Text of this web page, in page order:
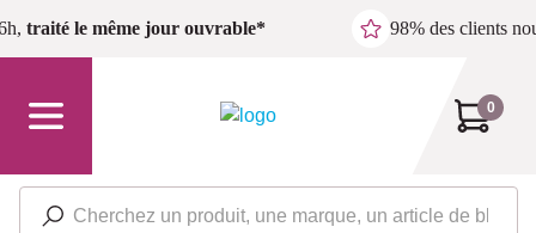
Passer au contenu principal
traité le même jour ouvrable* 98% des clients
0